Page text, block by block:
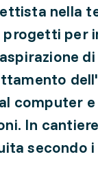
nella
per
computer
In
secondo